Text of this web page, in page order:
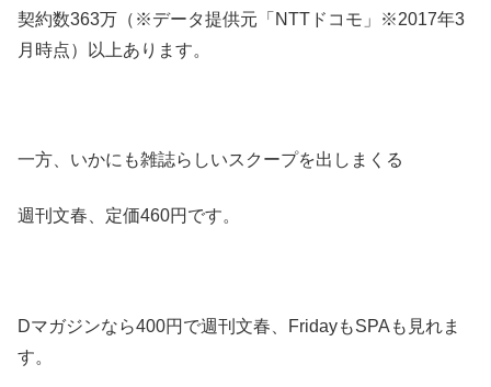
契約数363万（※データ提供元「NTTドコモ」※2017年3
月時点）以上あります。
一方、いかにも雑誌らしいスクープを出しまくる
週刊文春、定価460円です。
Dマガジンなら400円で週刊文春、FridayもSPAも見れま
す。